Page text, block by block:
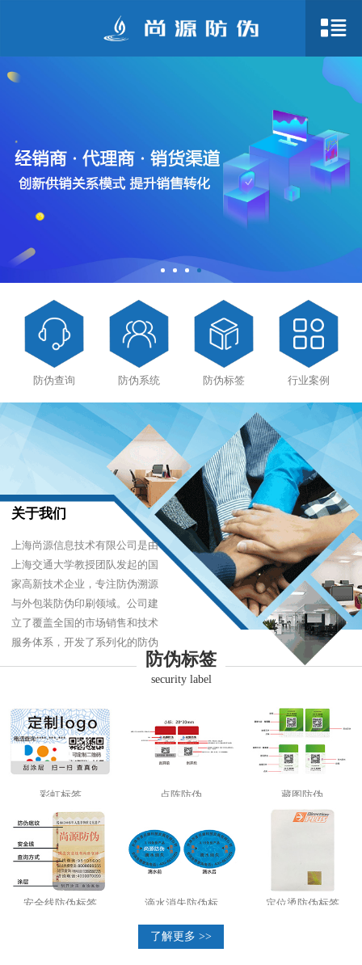
防伪查询 防伪系统 防伪标签 行业案例
关于我们
上海尚源信息技术有限公司是由
上海交通大学教授团队发起的国
家高新技术企业，专注防伪溯源
与外包装防伪印刷领域。公司建
立了覆盖全国的市场销售和技术
服务体系，开发了系列化的防伪
产品，以难仿制、易识别、优成
本的技术，经受住了市场的严酷
防伪标签
security label
彩虹标签 点阵防伪 藏图防伪
安全线防伪标签 滴水消失防伪标 定位烫防伪标签
了解更多 >>